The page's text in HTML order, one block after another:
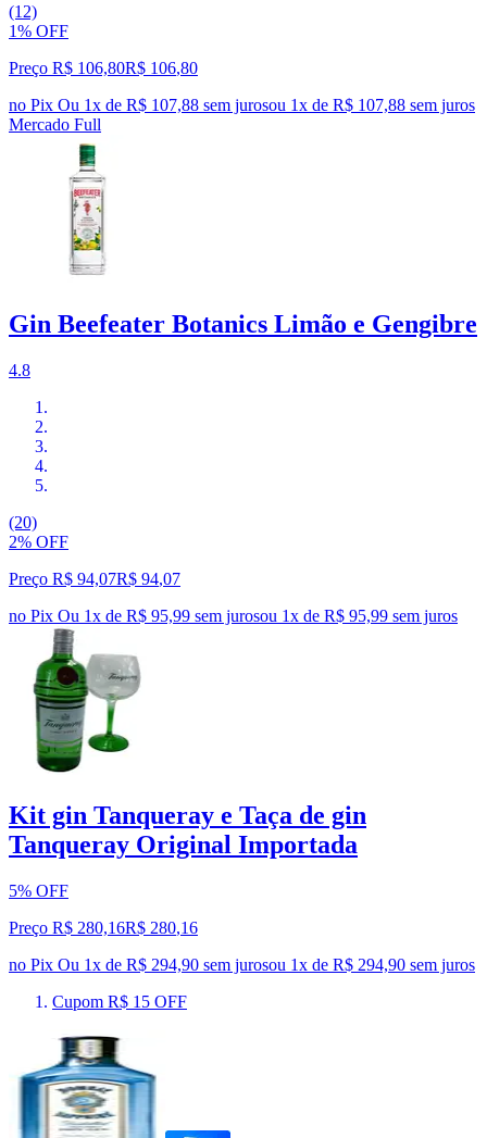
(12)
1% OFF
Preço R$ 106,80R$ 106,80
no Pix Ou 1x de R$ 107,88 sem jurosou 1x de R$ 107,88 sem juros
Mercado Full
Gin Beefeater Botanics Limão e Gengibre
4.8
(20)
2% OFF
Preço R$ 94,07R$ 94,07
no Pix Ou 1x de R$ 95,99 sem jurosou 1x de R$ 95,99 sem juros
Kit gin Tanqueray e Taça de gin
Tanqueray Original Importada
5% OFF
Preço R$ 280,16R$ 280,16
no Pix Ou 1x de R$ 294,90 sem jurosou 1x de R$ 294,90 sem juros
Cupom R$ 15 OFF